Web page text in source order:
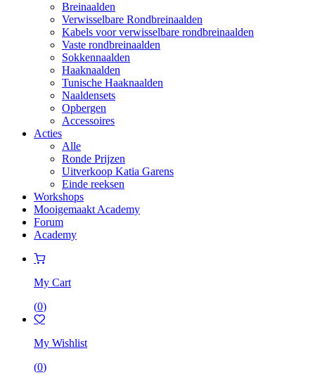
Breinaalden
Verwisselbare Rondbreinaalden
Kabels voor verwisselbare rondbreinaalden
Vaste rondbreinaalden
Sokkennaalden
Haaknaalden
Tunische Haaknaalden
Naaldensets
Opbergen
Accessoires
Acties
Alle
Ronde Prijzen
Uitverkoop Katia Garens
Einde reeksen
Workshops
Mooigemaakt Academy
Forum
Academy
My Cart
(0)
My Wishlist
(0)